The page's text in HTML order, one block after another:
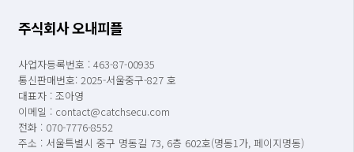
주식회사 오내피플
사업자등록번호 : 463-87-00935
통신판매번호: 2025-서울중구-827 호
대표자 : 조아영
이메일 : contact@catchsecu.com
전화 : 070-7776-8552
주소 : 서울특별시 중구 명동길 73, 6층 602호(명동1가, 페이지명동)